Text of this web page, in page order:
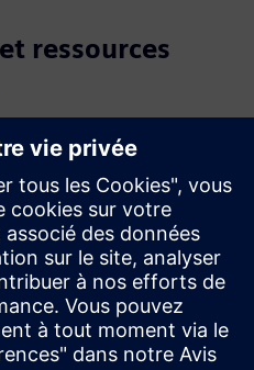
ressources
durables de Köttermann
ecoPlus
fonctionnalités votre